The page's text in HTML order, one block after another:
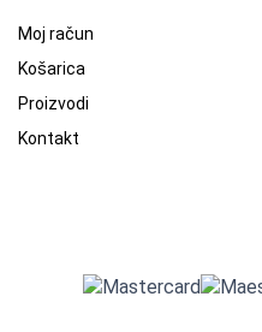
Moj račun
Košarica
Proizvodi
Kontakt